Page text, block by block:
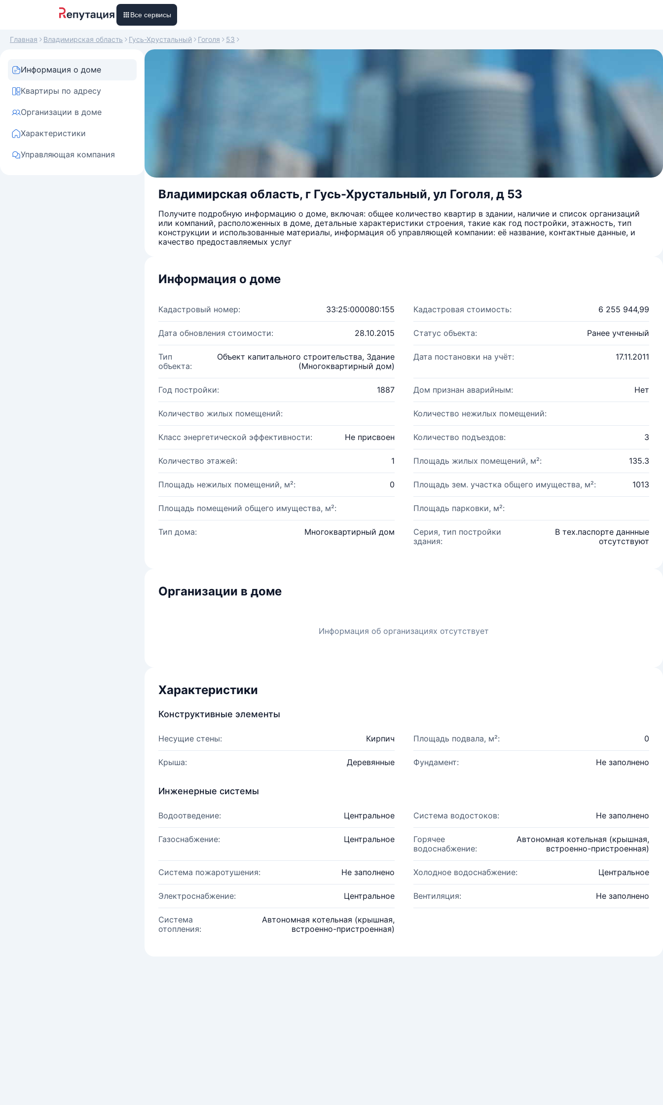
Все сервисы
Главная Владимирская область Гусь-Хрустальный Гоголя 53
Информация о доме
Квартиры по адресу
Организации в доме
Характеристики
Управляющая компания
Владимирская область, г Гусь-Хрустальный, ул Гоголя, д 53
Получите подробную информацию о доме, включая: общее количество квартир в здании, наличие и список организаций
или компаний, расположенных в доме, детальные характеристики строения, такие как год постройки, этажность, тип
конструкции и использованные материалы, информация об управляющей компании: её название, контактные данные, и
качество предоставляемых услуг
Информация о доме
Кадастровый номер: 33:25:000080:155 Кадастровая стоимость: 6 255 944,99
Дата обновления стоимости: 28.10.2015 Статус объекта: Ранее учтенный
Тип
объекта:
Объект капитального строительства, Здание
(Многоквартирный дом)
Дата постановки на учёт: 17.11.2011
Год постройки: 1887 Дом признан аварийным: Нет
Количество жилых помещений: Количество нежилых помещений:
Класс энергетической эффективности: Не присвоен Количество подъездов: 3
Количество этажей: 1 Площадь жилых помещений, м²: 135.3
Площадь нежилых помещений, м²: 0 Площадь зем. участка общего имущества, м²: 1013
Площадь помещений общего имущества, м²: Площадь парковки, м²:
Тип дома: Многоквартирный дом
Серия, тип постройки
здания:
В тех.паспорте даннные
отсутствуют
Организации в доме
Информация об организациях отсутствует
Характеристики
Конструктивные элементы
Несущие стены: Кирпич Площадь подвала, м²: 0
Крыша: Деревянные Фундамент: Не заполнено
Инженерные системы
Водоотведение: Центральное Система водостоков: Не заполнено
Газоснабжение: Центральное
Горячее
водоснабжение:
Автономная котельная (крышная,
встроенно-пристроенная)
Система пожаротушения: Не заполнено Холодное водоснабжение: Центральное
Электроснабжение: Центральное Вентиляция: Не заполнено
Система
отопления:
Автономная котельная (крышная,
встроенно-пристроенная)